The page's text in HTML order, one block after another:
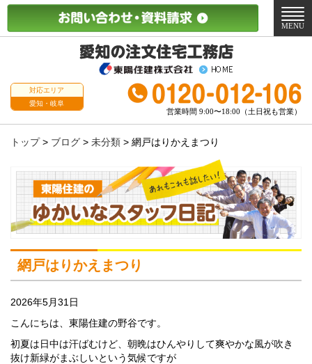
対応エリア
愛知・岐阜
営業時間 9:00〜18:00（土日祝も営業）
メ
ニ
MENU
トップ> ブログ > 未分類 > 網戸はりかえまつり
網戸はりかえまつり
2026年5月31日
こんにちは、東陽住建の野谷です。
初夏は日中は汗ばむけど、朝晩はひんやりして爽やかな風が吹き
抜け新緑がまぶしいという気候ですが